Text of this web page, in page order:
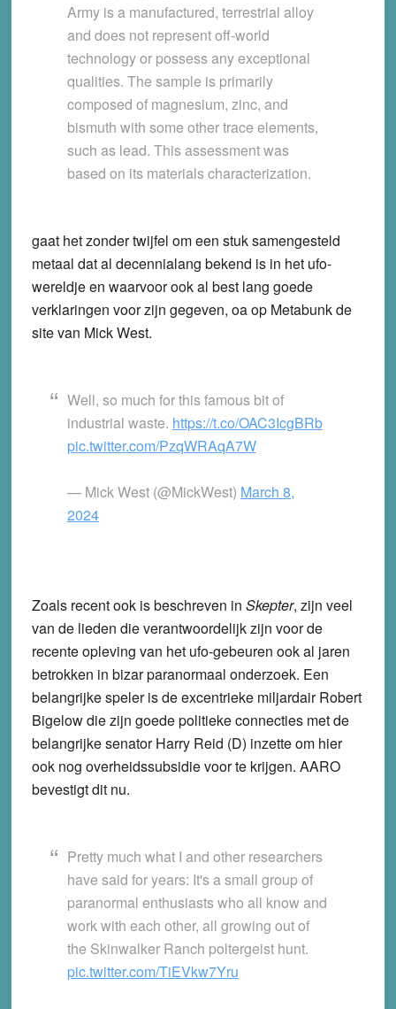
Army is a manufactured, terrestrial alloy
and does not represent off-world
technology or possess any exceptional
qualities. The sample is primarily
composed of magnesium, zinc, and
bismuth with some other trace elements,
such as lead. This assessment was
based on its materials characterization.
gaat het zonder twijfel om een stuk samengesteld
metaal dat al decennialang bekend is in het ufo-
wereldje en waarvoor ook al best lang goede
verklaringen voor zijn gegeven, oa op Metabunk de
site van Mick West.
Well, so much for this famous bit of
industrial waste. https://t.co/OAC3IcgBRb
pic.twitter.com/PzqWRAqA7W
— Mick West (@MickWest) March 8,
2024
Zoals recent ook is beschreven in Skepter, zijn veel
van de lieden die verantwoordelijk zijn voor de
recente opleving van het ufo-gebeuren ook al jaren
betrokken in bizar paranormaal onderzoek. Een
belangrijke speler is de excentrieke miljardair Robert
Bigelow die zijn goede politieke connecties met de
belangrijke senator Harry Reid (D) inzette om hier
ook nog overheidssubsidie voor te krijgen. AARO
bevestigt dit nu.
Pretty much what I and other researchers
have said for years: It's a small group of
paranormal enthusiasts who all know and
work with each other, all growing out of
the Skinwalker Ranch poltergeist hunt.
pic.twitter.com/TiEVkw7Yru